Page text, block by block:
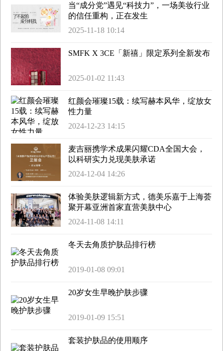
当“成分党”遇见“科技力”，一场美妆行业
的信任重构，正在发生
2025-11-18 10:14
SMFK X 3CE「新禧」限定系列全新发布
2025-01-02 11:43
红颜会璀璨15载：续写赫本风华，绽放女
性力量
2024-12-23 14:15
麦吉丽携学术成果闪耀CDA全国大会，
以科研实力兑现美肤承诺
2024-12-04 14:26
体验美肤逻辑新方式，德美乐嘉于上海荟
聚开幕亚洲首家直营美肤中心
2024-11-08 14:11
冬天去角质护肤品排行榜
2019-01-08 09:01
20岁女生早晚护肤步骤
2019-01-09 15:51
套装护肤品的使用顺序